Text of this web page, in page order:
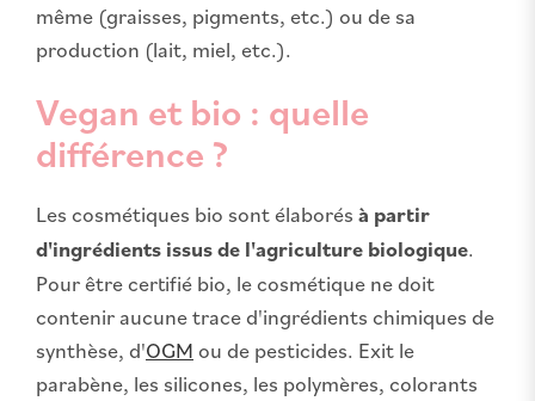
même (graisses, pigments, etc.) ou de sa
production (lait, miel, etc.).
Vegan et bio : quelle
différence ?
Les cosmétiques bio sont élaborés à partir
d'ingrédients issus de l'agriculture biologique.
Pour être certifié bio, le cosmétique ne doit
contenir aucune trace d'ingrédients chimiques de
synthèse, d'OGM ou de pesticides. Exit le
parabène, les silicones, les polymères, colorants